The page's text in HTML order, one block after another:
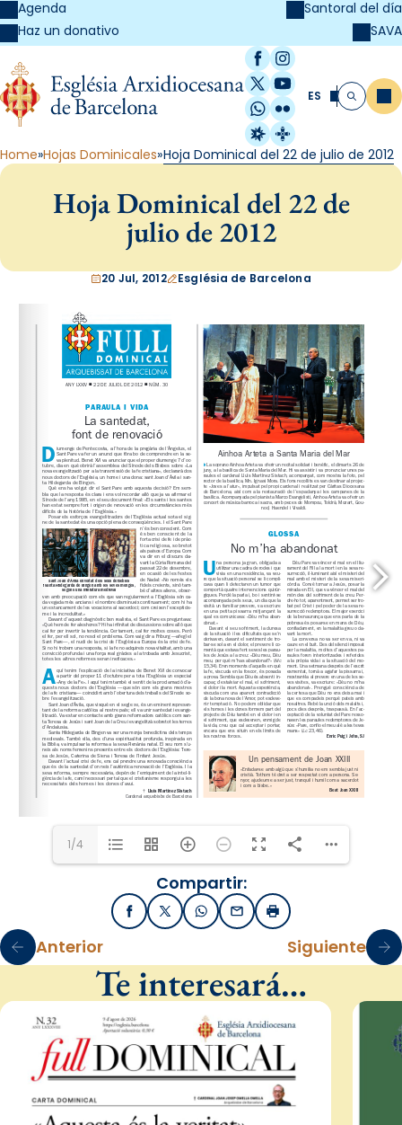
Agenda
Haz un donativo
Santoral del día
SAVA
Facebook
Instagram
X / Twitter
YouTube
WhatsApp
Flickr
Radio Estel
Catalunya
ES Buscar
Home Hojas Dominicales Hoja Dominical del 22 de julio de 2012
Hoja Dominical del 22 de
julio de 2012
20 Jul, 2012 Església de Barcelona
1/4
Compartir:
FacebookX / TwitterWhatsApp
EmailImprimir
Anterior Siguiente
Te interesará…